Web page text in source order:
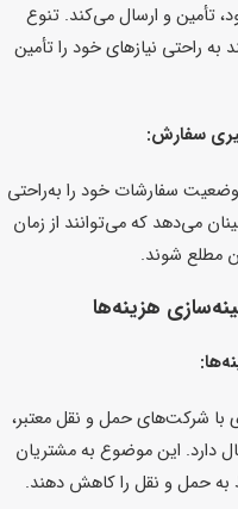
تأمین و ارسال می‌کند. تنوع
راحتی نیازهای خود را تأمین
سفارش:
وضعیت سفارشات خود را به‌راحتی
می‌دهد که می‌توانند از زمان
مطلع شوند.
هزینه‌ها
با شرکت‌های حمل و نقل معتبر،
دارد. این موضوع به مشتریان
به حمل و نقل را کاهش دهند.